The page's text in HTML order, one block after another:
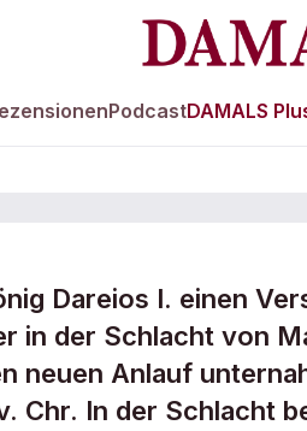
PodcastDAMALS
Dareios I. einen
in der Schlacht von
neuen Anlauf
Chr. In der Schlacht